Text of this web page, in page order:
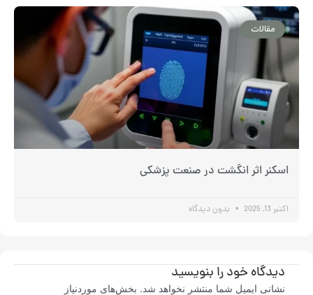
مقالات
اسکنر اثر انگشت در صنعت پزشکی
اکتبر 13, 2025 بدون دیدگاه
دیدگاه‌ خود را بنویسید
نشانی ایمیل شما منتشر نخواهد شد. بخش‌های موردنیاز